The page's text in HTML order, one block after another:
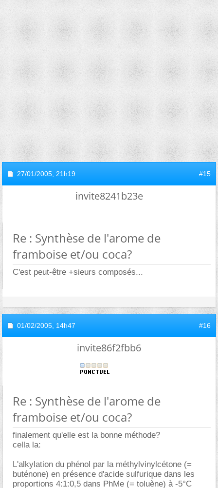
27/01/2005, 21h19 #15
invite8241b23e
Re : Synthèse de l'arome de
framboise et/ou coca?
C'est peut-être +sieurs composés...
01/02/2005, 14h47 #16
invite86f2fbb6
Re : Synthèse de l'arome de
framboise et/ou coca?
finalement qu'elle est la bonne méthode?
cella la:
L'alkylation du phénol par la méthylvinylcétone (=
buténone) en présence d'acide sulfurique dans les
proportions 4:1:0,5 dans PhMe (= toluène) à -5°C